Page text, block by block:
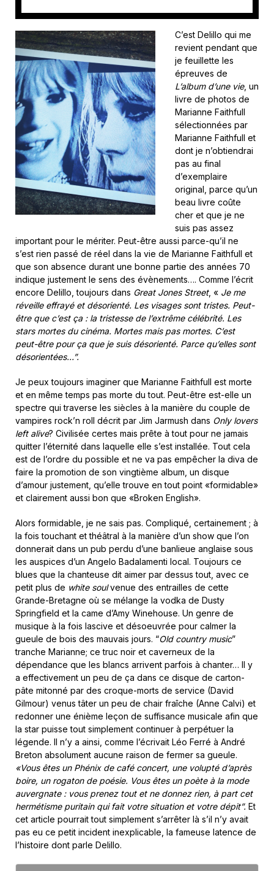
C’est Delillo qui me
revient pendant que
je feuillette les
épreuves de
L’album d’une vie, un
livre de photos de
Marianne Faithfull
sélectionnées par
Marianne Faithfull et
dont je n’obtiendrai
pas au final
d’exemplaire
original, parce qu’un
beau livre coûte
cher et que je ne
suis pas assez
important pour le mériter. Peut-être aussi parce-qu’il ne
s’est rien passé de réel dans la vie de Marianne Faithfull et
que son absence durant une bonne partie des années 70
indique justement le sens des évènements…. Comme l’écrit
encore Delillo, toujours dans Great Jones Street, « Je me
réveille effrayé et désorienté. Les visages sont tristes. Peut-
être que c’est ça : la tristesse de l’extrême célébrité. Les
stars mortes du cinéma. Mortes mais pas mortes. C’est
peut-être pour ça que je suis désorienté. Parce qu’elles sont
désorientées…”.
Je peux toujours imaginer que Marianne Faithfull est morte
et en même temps pas morte du tout. Peut-être est-elle un
spectre qui traverse les siècles à la manière du couple de
vampires rock’n roll décrit par Jim Jarmush dans Only lovers
left alive? Civilisée certes mais prête à tout pour ne jamais
quitter l’éternité dans laquelle elle s’est installée. Tout cela
est de l’ordre du possible et ne va pas empêcher la diva de
faire la promotion de son vingtième album, un disque
d’amour justement, qu’elle trouve en tout point «formidable»
et clairement aussi bon que «Broken English».
Alors formidable, je ne sais pas. Compliqué, certainement ; à
la fois touchant et théâtral à la manière d’un show que l’on
donnerait dans un pub perdu d’une banlieue anglaise sous
les auspices d’un Angelo Badalamenti local. Toujours ce
blues que la chanteuse dit aimer par dessus tout, avec ce
petit plus de white soulvenue des entrailles de cette
Grande-Bretagne où se mélange la vodka de Dusty
Springfield et la came d’Amy Winehouse. Un genre de
musique à la fois lascive et désoeuvrée pour calmer la
gueule de bois des mauvais jours. “Old country music”
tranche Marianne; ce truc noir et caverneux de la
dépendance que les blancs arrivent parfois à chanter… Il y
a effectivement un peu de ça dans ce disque de carton-
pâte mitonné par des croque-morts de service (David
Gilmour) venus tâter un peu de chair fraîche (Anne Calvi) et
redonner une énième leçon de suffisance musicale afin que
la star puisse tout simplement continuer à perpétuer la
légende. Il n’y a ainsi, comme l’écrivait Léo Ferré à André
Breton absolument aucune raison de fermer sa gueule.
«Vous êtes un Phénix de café concert, une volupté d’après
boire, un rogaton de poésie. Vous êtes un poète à la mode
auvergnate : vous prenez tout et ne donnez rien, à part cet
hermétisme puritain qui fait votre situation et votre dépit”. Et
cet article pourrait tout simplement s’arrêter là s’il n’y avait
pas eu ce petit incident inexplicable, la fameuse latence de
l’histoire dont parle Delillo.